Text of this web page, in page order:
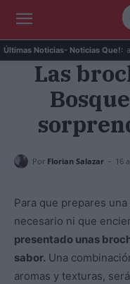
Últimas Noticias- Noticias Que!:
GTA 6 en Netflix: las reservas
Las
Por Florian Salazar - 16
Para que prepares
necesario ni que
presentado unas
sabor. Una
aromas y texturas,